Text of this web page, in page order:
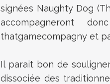
signées Naughty Dog
accompagneront
thatgamecompagny et
Il parait bon de
dissociée des